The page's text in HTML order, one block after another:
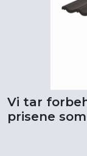
Vi tar
prisene